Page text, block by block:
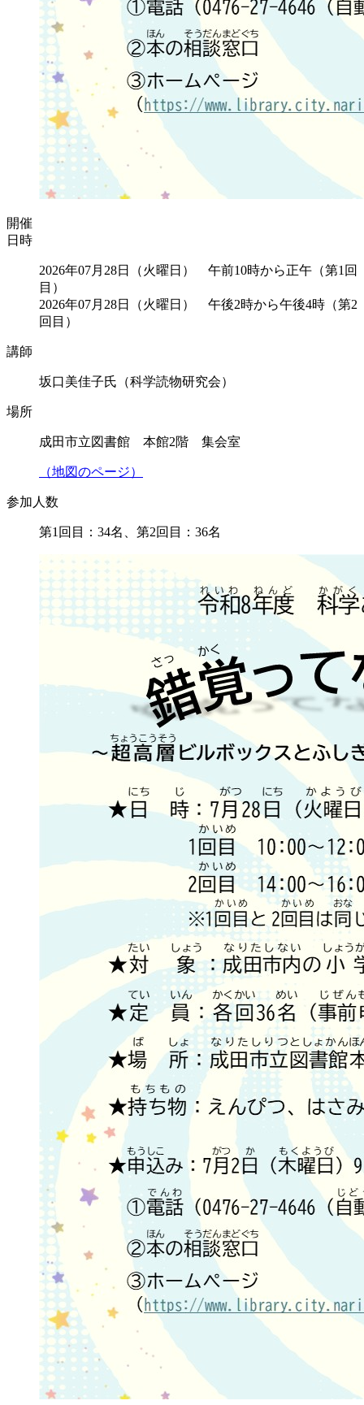
開催
日時
2026年07月28日（火曜日） 午前10時から正午（第1回
目）
2026年07月28日（火曜日） 午後2時から午後4時（第2
回目）
講師
坂口美佳子氏（科学読物研究会）
場所
成田市立図書館 本館2階 集会室
（地図のページ）
参加人数
第1回目：34名、第2回目：36名